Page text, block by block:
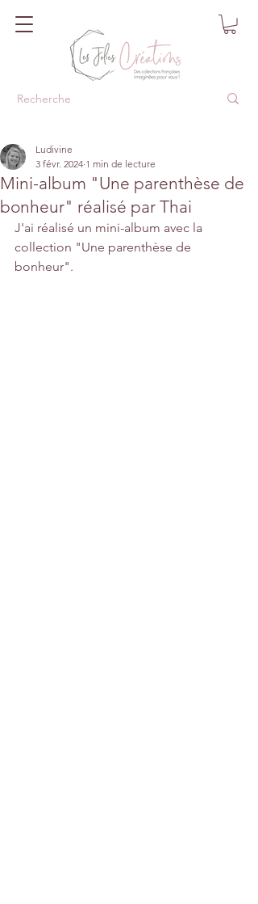
Mini-album "Une parenthèse de
bonheur" réalisé par Thai
Ludivine
3 févr. 2024 1 min de lecture
J'ai réalisé un mini-album avec la
collection "Une parenthèse de
bonheur".